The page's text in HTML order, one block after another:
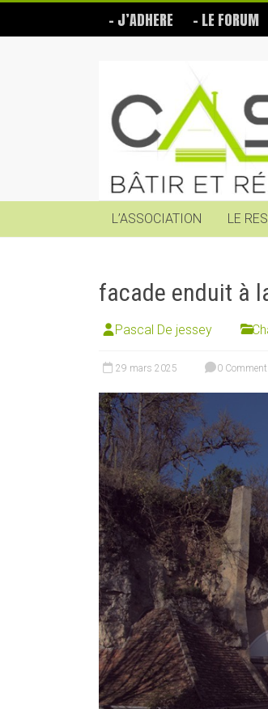
content
– J’ADHERE – LE FORUM
Castors
Bâtir
soi-
même
L’ASSOCIATION
LE
facade enduit à
Pascal De jessey
29 mars 2025 0 Comment